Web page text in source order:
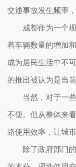
交通事故发生频率
成都作为一个
着车辆数量的增加
成为居民生活中不
的推出被认为是当
当然，对于一
不便。但从整体来
路使用效率，让城
除了政府部门